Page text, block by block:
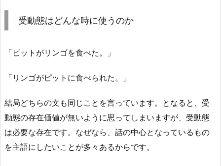
受動態はどんな時に使うのか
「ピットがリンゴを食べた。」
「リンゴがピットに食べられた。」
結局どちらの文も同じことを言っています。となると、受
動態の存在価値が無いように思ってしまいますが、受動態
は必要な存在です。なぜなら、話の中心となっているもの
を主語にしたいことが多々あるからです。